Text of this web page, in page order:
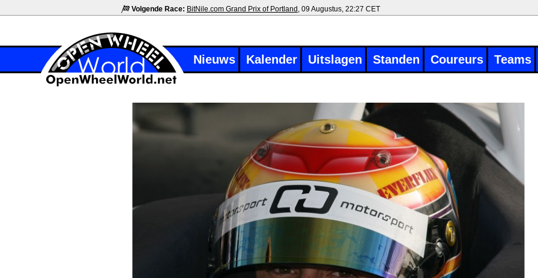
Volgende Race: BitNile.com Grand Prix of Portland , 09 Augustus, 22:27 CET
Nieuws Kalender Uitslagen Standen Coureurs Teams